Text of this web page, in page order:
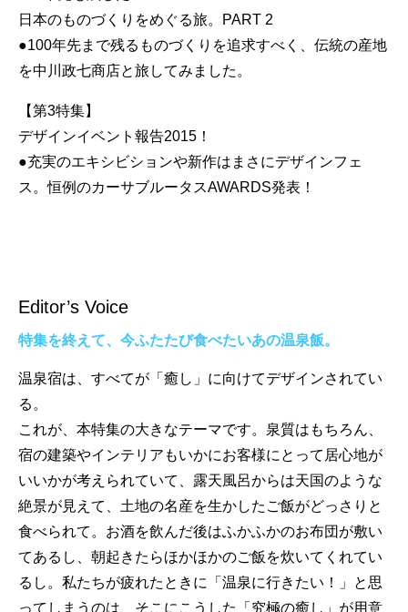
日本のものづくりをめぐる旅。PART 2
●100年先まで残るものづくりを追求すべく、伝統の産地
を中川政七商店と旅してみました。
【第3特集】
デザインイベント報告2015！
●充実のエキシビションや新作はまさにデザインフェ
ス。恒例のカーサブルータスAWARDS発表！
Editor’s Voice
特集を終えて、今ふたたび食べたいあの温泉飯。
温泉宿は、すべてが「癒し」に向けてデザインされてい
る。
これが、本特集の大きなテーマです。泉質はもちろん、
宿の建築やインテリアもいかにお客様にとって居心地が
いいかが考えられていて、露天風呂からは天国のような
絶景が見えて、土地の名産を生かしたご飯がどっさりと
食べられて。お酒を飲んだ後はふかふかのお布団が敷い
てあるし、朝起きたらほかほかのご飯を炊いてくれてい
るし。私たちが疲れたときに「温泉に行きたい！」と思
ってしまうのは、そこにこうした「究極の癒し」が用意